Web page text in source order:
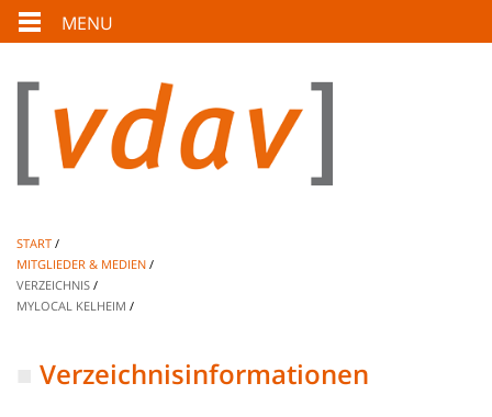
MENU
START
MITGLIEDER & MEDIEN
VERZEICHNIS
MYLOCAL KELHEIM
Verzeichnisinformationen